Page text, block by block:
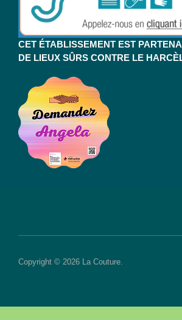
CET ÉTABLISSEMENT EST
DE LIEUX SÛRS CONTRE LE
Copyright © 2026 La Couture.